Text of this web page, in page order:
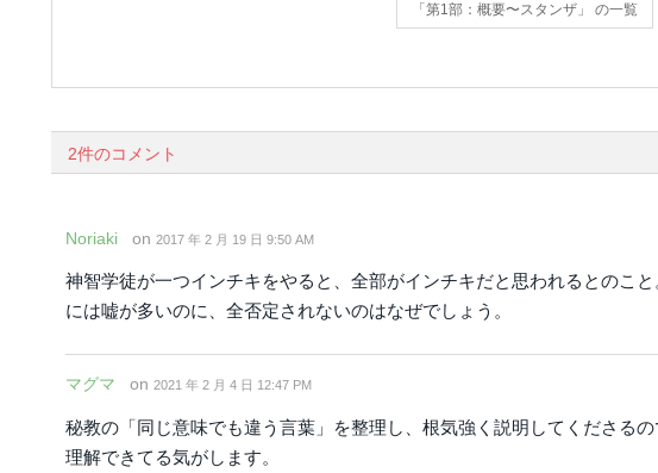
「第1部：概要〜スタンザ」 の一覧
2件のコメント
Noriaki on 2017 年 2 月 19 日 9:50 AM
神智学徒が一つインチキをやると、全部がインチキだと思われるとのこ
には嘘が多いのに、全否定されないのはなぜでしょう。
マグマ on 2021 年 2 月 4 日 12:47 PM
秘教の「同じ意味でも違う言葉」を整理し、根気強く説明してくださる
理解できてる気がします。